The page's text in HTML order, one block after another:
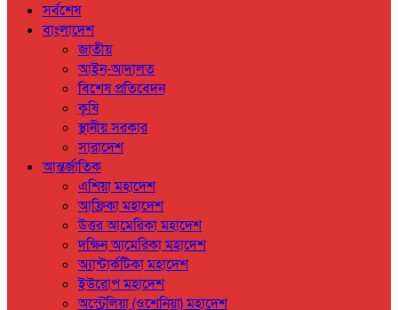
সর্বশেষ
বাংলাদেশ
জাতীয়
আইন-আদালত
বিশেষ প্রতিবেদন
কৃষি
স্থানীয় সরকার
সারাদেশ
আন্তর্জাতিক
এশিয়া মহাদেশ
আফ্রিকা মহাদেশ
উত্তর আমেরিকা মহাদেশ
দক্ষিন আমেরিকা মহাদেশ
অ্যান্টার্কটিকা মহাদেশ
ইউরোপ মহাদেশ
অস্ট্রেলিয়া (ওশেনিয়া) মহাদেশ